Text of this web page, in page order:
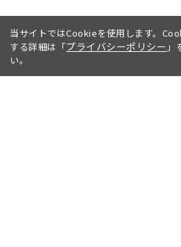
当サイトではCookieを使用します。
する詳細は「プライバシーポリシー 」
い。